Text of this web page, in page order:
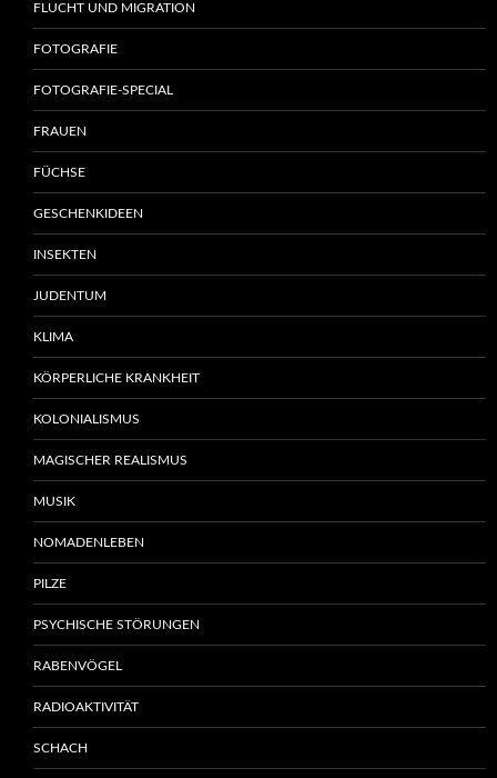
FLUCHT UND MIGRATION
FOTOGRAFIE
FOTOGRAFIE-SPECIAL
FRAUEN
FÜCHSE
GESCHENKIDEEN
INSEKTEN
JUDENTUM
KLIMA
KÖRPERLICHE KRANKHEIT
KOLONIALISMUS
MAGISCHER REALISMUS
MUSIK
NOMADENLEBEN
PILZE
PSYCHISCHE STÖRUNGEN
RABENVÖGEL
RADIOAKTIVITÄT
SCHACH